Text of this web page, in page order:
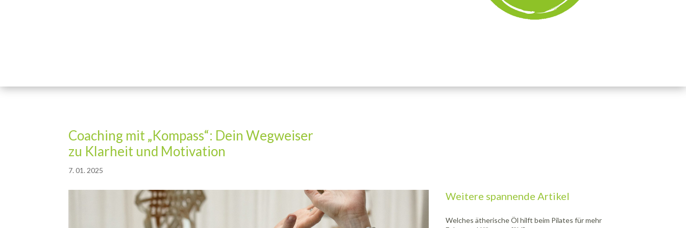
Coaching mit „Kompass“: Dein Wegweiser
zu Klarheit und Motivation
7. 01. 2025
Weitere spannende Artikel
Welches ätherische Öl hilft beim Pilates für mehr